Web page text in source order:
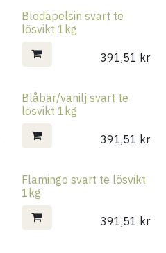
Blodapelsin svart te
lösvikt 1kg
391,51 kr
Blåbär/vanilj svart te
lösvikt 1kg
391,51 kr
Flamingo svart te lösvikt
1kg
391,51 kr